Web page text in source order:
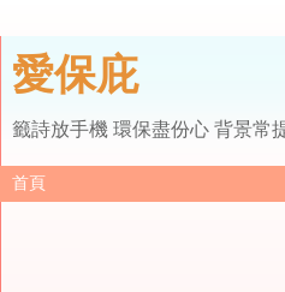
愛保庇
籤詩放手機 環保盡份心 背景常